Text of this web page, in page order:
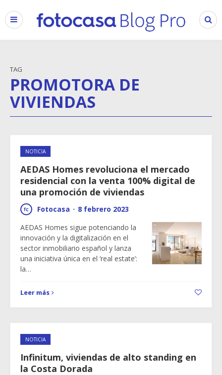
TAG
PROMOTORA DE
VIVIENDAS
NOTICIA
AEDAS Homes revoluciona el mercado
residencial con la venta 100% digital de
una promoción de viviendas
Fotocasa · 8 febrero 2023
AEDAS Homes sigue potenciando la
innovación y la digitalización en el
sector inmobiliario español y lanza
una iniciativa única en el ‘real estate’:
la…
Leer más
NOTICIA
Infinitum, viviendas de alto standing en
la Costa Dorada